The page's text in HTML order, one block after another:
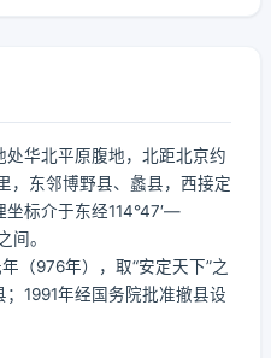
华北平原腹地，北距北京约
，东邻博野县、蠡县，西接定
标介于东经114°47′—
间。
（976年），取“安定天下”之
1991年经国务院批准撤县设